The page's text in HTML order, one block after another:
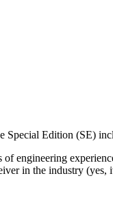
Special Edition (SE)
engineering
in the industry